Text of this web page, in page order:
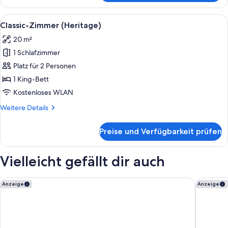
Doppelzimmer
(next
to
entrance)
Alle
Fotos
für
Classic-
Zimmer
(Heritage)
anzeigen
Ein Schlafzimmer mit floraler
20
Classic-Zimmer (Heritage)
20 m²
1 Schlafzimmer
Platz für 2 Personen
1 King-Bett
Kostenloses WLAN
Weitere Details
Weitere
Zimmer
Preise und Verfügbarkeit prüfen
Vielleicht gefällt dir auch
Anzeige
Hotel Aragon Anzeige